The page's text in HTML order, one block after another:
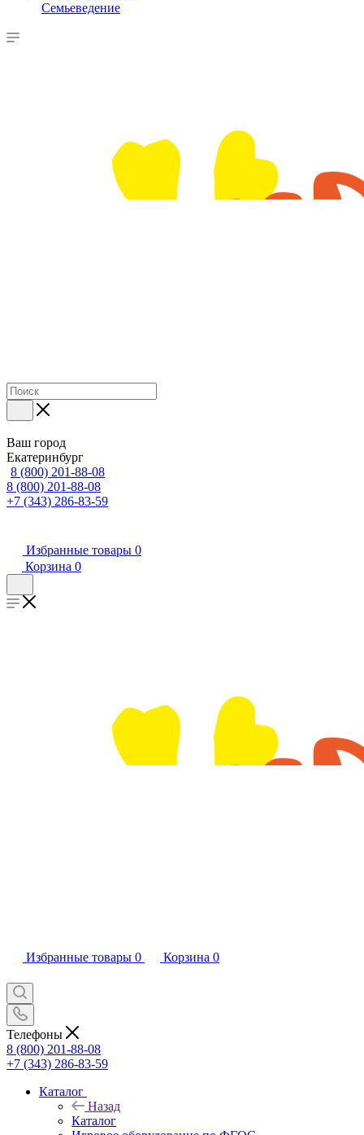
Семьеведение
Ваш город
Екатеринбург
8 (800) 201-88-08
8 (800) 201-88-08
+7 (343) 286-83-59
Избранные товары 0
Корзина 0
Избранные товары 0 Корзина 0
Телефоны
8 (800) 201-88-08
+7 (343) 286-83-59
Каталог
Назад
Каталог